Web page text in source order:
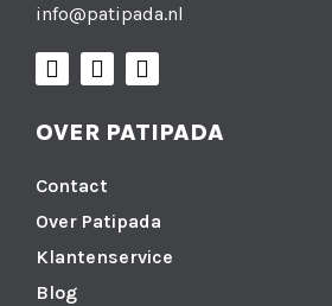
info@patipada.nl
OVER PATIPADA
Contact
Over Patipada
Klantenservice
Blog